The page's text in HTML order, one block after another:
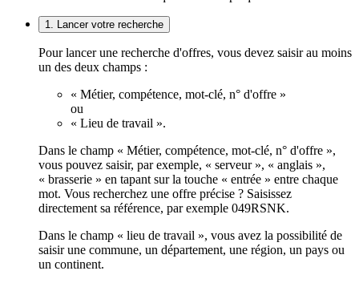
1. Lancer votre recherche
Pour lancer une recherche d'offres, vous devez saisir au moins
un des deux champs :
« Métier, compétence, mot-clé, n° d'offre »
ou
« Lieu de travail ».
Dans le champ « Métier, compétence, mot-clé, n° d'offre »,
vous pouvez saisir, par exemple, « serveur », « anglais »,
« brasserie » en tapant sur la touche « entrée » entre chaque
mot. Vous recherchez une offre précise ? Saisissez
directement sa référence, par exemple 049RSNK.
Dans le champ « lieu de travail », vous avez la possibilité de
saisir une commune, un département, une région, un pays ou
un continent.